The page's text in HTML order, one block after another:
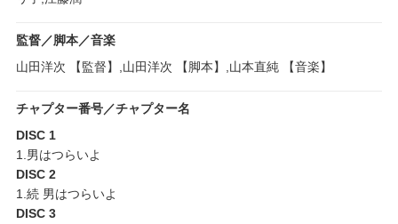
監督／脚本／音楽
山田洋次 【監督】,山田洋次 【脚本】,山本直純 【音楽】
チャプター番号／チャプター名
DISC 1
1.男はつらいよ
DISC 2
1.続 男はつらいよ
DISC 3